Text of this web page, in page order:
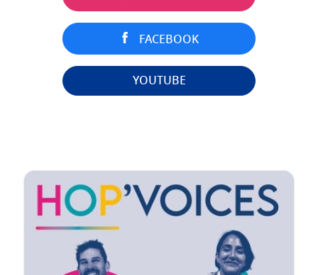
FACEBOOK
YOUTUBE
Image